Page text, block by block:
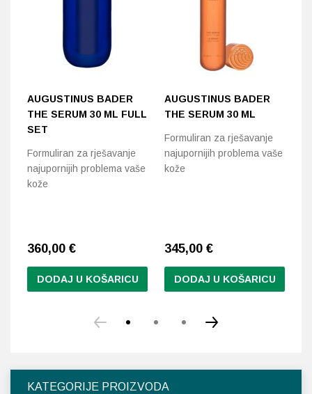
KATEGORIJE PROIZVODA
AUGUSTINUS BADER
THE SERUM 30 ML FULL
SET
Formuliran za rješavanje
najupornijih problema vaše
kože
360,00 €
DODAJ U KOŠARICU
AUGUSTINUS BADER
THE SERUM 30 ML
Formuliran za rješavanje
najupornijih problema vaše
kože
345,00 €
DODAJ U KOŠARICU